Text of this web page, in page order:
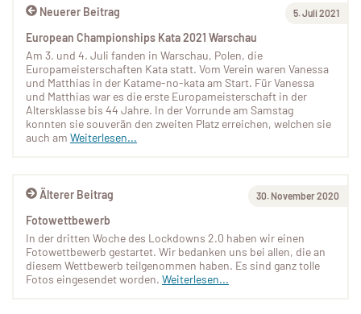
Älterer Beitrag 30. November 2020
Fotowettbewerb
In der dritten Woche des Lockdowns 2.0 haben wir einen
Fotowettbewerb gestartet. Wir bedanken uns bei allen, die an
diesem Wettbewerb teilgenommen haben. Es sind ganz tolle
Fotos eingesendet worden. Weiterlesen...
Neuerer Beitrag 5. Juli 2021
European Championships Kata 2021 Warschau
Am 3. und 4. Juli fanden in Warschau, Polen, die
Europameisterschaften Kata statt. Vom Verein waren Vanessa
und Matthias in der Katame-no-kata am Start. Für Vanessa
und Matthias war es die erste Europameisterschaft in der
Altersklasse bis 44 Jahre. In der Vorrunde am Samstag
konnten sie souverän den zweiten Platz erreichen, welchen sie
auch am Weiterlesen...